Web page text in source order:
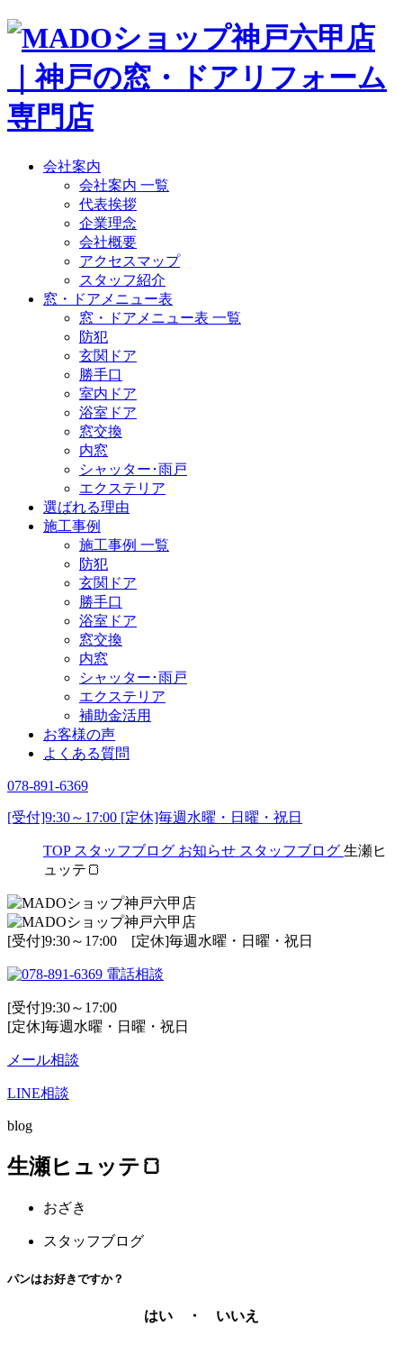
会社案内
会社案内 一覧
代表挨拶
企業理念
会社概要
アクセスマップ
スタッフ紹介
窓・ドアメニュー表
窓・ドアメニュー表 一覧
防犯
玄関ドア
勝手口
室内ドア
浴室ドア
窓交換
内窓
シャッター･雨戸
エクステリア
選ばれる理由
施工事例
施工事例 一覧
防犯
玄関ドア
勝手口
浴室ドア
窓交換
内窓
シャッター･雨戸
エクステリア
補助金活用
お客様の声
よくある質問
078-891-6369
[受付]9:30～17:00 [定休]毎週水曜・日曜・祝日
TOP スタッフブログ お知らせ スタッフブログ 生瀬ヒ
ュッテ🍞
[受付]9:30～17:00 [定休]毎週水曜・日曜・祝日
電話相談
[受付]9:30～17:00
[定休]毎週水曜・日曜・祝日
メール相談
LINE相談
blog
生瀬ヒュッテ🍞
おざき
スタッフブログ
パンはお好きですか？
はい ・ いいえ